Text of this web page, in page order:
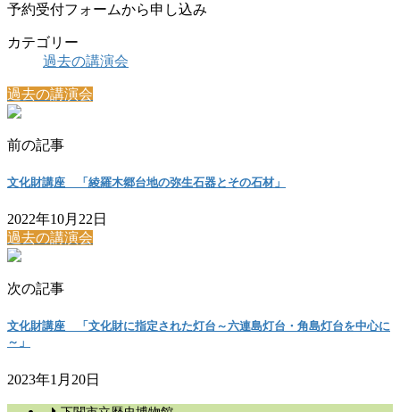
予約受付フォームから申し込み
カテゴリー
過去の講演会
過去の講演会
前の記事
文化財講座 「綾羅木郷台地の弥生石器とその石材」
2022年10月22日
過去の講演会
次の記事
文化財講座 「文化財に指定された灯台～六連島灯台・角島灯台を中心に
～」
2023年1月20日